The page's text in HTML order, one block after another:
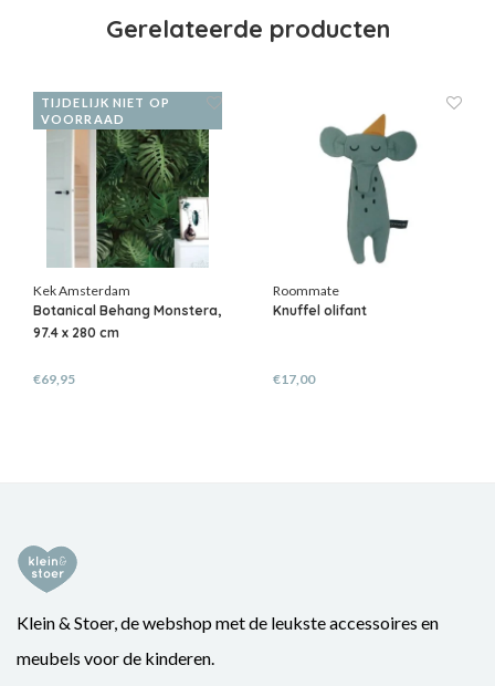
Gerelateerde producten
TIJDELIJK NIET OP
VOORRAAD
Kek Amsterdam
Botanical Behang Monstera,
97.4 x 280 cm
€69,95
Roommate
Knuffel olifant
€17,00
Klein & Stoer, de webshop met de leukste accessoires en
meubels voor de kinderen.